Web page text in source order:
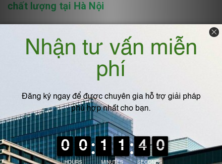
chất lượng tại Hà Nội
Máy hút bụi công nghiệp là sản phẩm không thể thiếu đối với các
ngành sản xuất hiện nay. Tuy nhiên trên thị trường xuất hiện
nhiều cơ sở cung cấp sản phẩm với chất lượng kém tràn lan.
Chính vì vậy cần tìm hiểu và cân nhắc kĩ trước khi mua sản phẩm.
Công ty TNHH kỹ thuật IPF Việt Nam
tín chuyên cung cấp các sản phẩm chất lượng cho các công
nghiệp và phụ trợ công nghiệp. Nếu bạn đang tìm kiếm nơi phân
phốimáy hút bụi công nghiệphaycác sản phẩm công nghiệp
và phụ trợ công nghiệp khác chất lượng hãy gọi ngay:
0973.567.489 để nhận tư vấn và lựa chọn những sản phẩm chất
lượng.